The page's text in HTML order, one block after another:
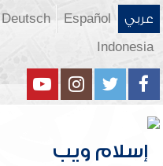
عربي Español
Deutsch
Indonesia